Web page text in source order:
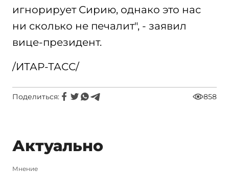
игнорирует Сирию, однако это нас
ни сколько не печалит", - заявил
вице-президент.
/ИТАР-ТАСС/
Поделиться: 858
Актуально
Мнение